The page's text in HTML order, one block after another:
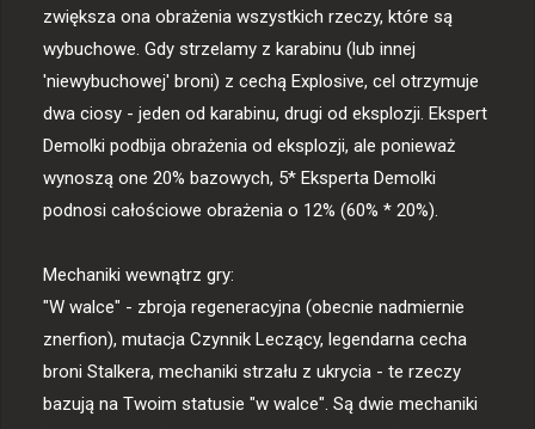
zwiększa ona obrażenia wszystkich rzeczy, które są
wybuchowe. Gdy strzelamy z karabinu (lub innej
'niewybuchowej' broni) z cechą Explosive, cel otrzymuje
dwa ciosy - jeden od karabinu, drugi od eksplozji. Ekspert
Demolki podbija obrażenia od eksplozji, ale ponieważ
wynoszą one 20% bazowych, 5* Eksperta Demolki
podnosi całościowe obrażenia o 12% (60% * 20%).
Mechaniki wewnątrz gry:
"W walce" - zbroja regeneracyjna (obecnie nadmiernie
znerfion), mutacja Czynnik Leczący, legendarna cecha
broni Stalkera, mechaniki strzału z ukrycia - te rzeczy
bazują na Twoim statusie "w walce". Są dwie mechaniki